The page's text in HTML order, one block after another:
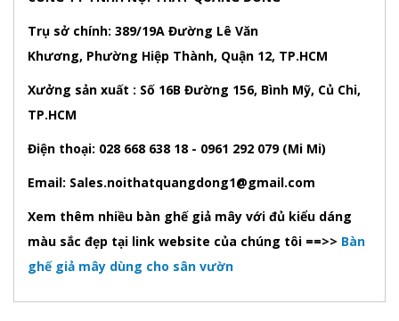
Trụ sở chính: 389/19A Đường Lê Văn
Khương, Phường Hiệp Thành, Quận 12, TP.HCM
Xưởng sản xuất : Số 16B Đường 156, Bình Mỹ, Củ Chi,
TP.HCM
Điện thoại: 028 668 638 18 - 0961 292 079 (Mi Mi)
Email: Sales.noithatquangdong1@gmail.com
Xem thêm nhiều bàn ghế giả mây với đủ kiểu dáng
màu sắc đẹp tại link website của chúng tôi ==>> Bàn
ghế giả mây dùng cho sân vườn